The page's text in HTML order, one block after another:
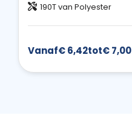
190T van Polyester
Vanaf€ 6,42tot€ 7,00